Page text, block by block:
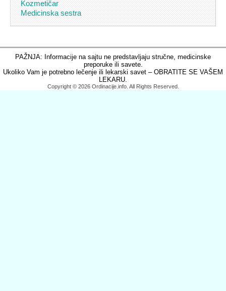
Kozmetičar
Medicinska sestra
PAŽNJA: Informacije na sajtu ne predstavljaju stručne, medicinske
preporuke ili savete.
Ukoliko Vam je potrebno lečenje ili lekarski savet – OBRATITE SE VAŠEM
LEKARU.
Copyright © 2026 Ordinacije.info. All Rights Reserved.